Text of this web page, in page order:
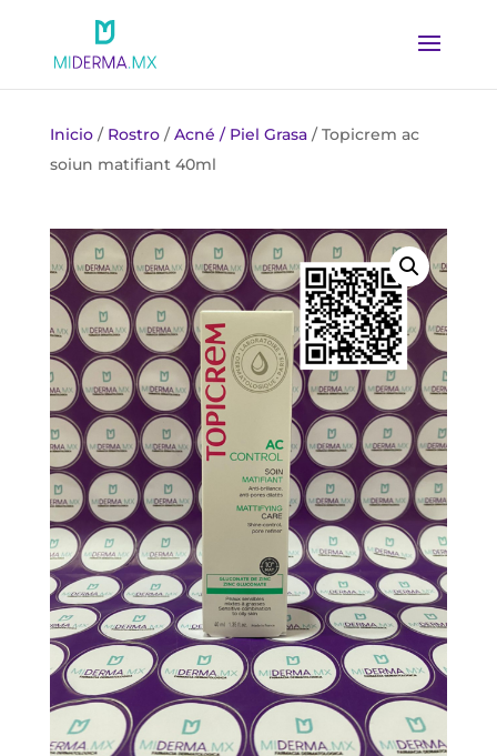
Inicio/ Rostro/Acné / Piel Grasa/ Topicrem ac
soiun matifiant 40ml